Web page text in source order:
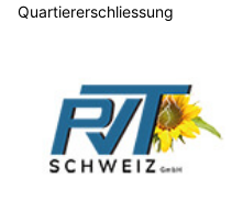
Quartiererschliessung